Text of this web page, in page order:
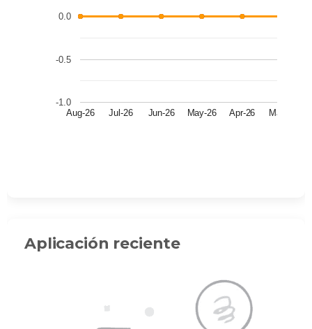
Aug-26 Jul-26 Jun-26 May-26 Apr-26 Mar-26
-1.0
-0.5
0.0
Aplicación reciente